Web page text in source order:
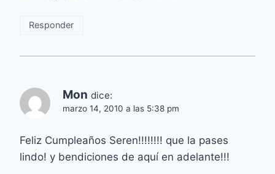
Responder
Mon dice:
marzo 14, 2010 a las 5:38 pm
Feliz Cumpleaños Seren!!!!!!!! que la pases
lindo! y bendiciones de aquí en adelante!!!